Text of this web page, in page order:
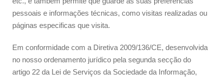
pessoais e informações técnicas, como visitas realizadas ou
páginas especificas que visita.
Em conformidade com a Diretiva 2009/136/CE, desenvolvida
no nosso ordenamento jurídico pela segunda secção do
artigo 22 da Lei de Serviços da Sociedade da Informação,